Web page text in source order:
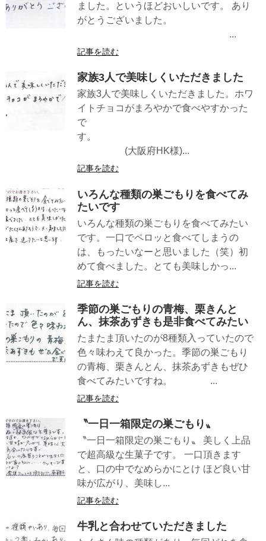
ました。というほどおいしいです。 あり
がとうございました。
...
記事を読む
家族3人で美味しくいただきました
家族3人で美味しくいただきました。ホワ
イトチョコがまろやかで食べやすかった
で
す。
(大阪府HK様)...
記事を読む
いろんな種類の巣ごもりを食べてみ
たいです
いろんな種類の巣ごもりを食べてみたい
です。一口でペロッと食べてしまうの
は、もったいなーと思いました（笑）初
めて食べました。とても美味しかっ...
記事を読む
季節の巣ごもりの青梅、栗きんと
ん、抹茶あずきも是非食べてみたい
たまたま頂いたのが8種類入っていたので
色々味わえて良かった。季節の巣ごもり
の青梅、栗きんとん、抹茶あずきもぜひ
食べてみたいですね。 ...
記事を読む
〝一日一箱限定の巣ごもり〟
〝一日一箱限定の巣ごもり〟 美しく上品
で超高級な生菓子です。 一口頂きます
と、口の中でなめらかにとけ ほど良い甘
味が広がり、美味し...
記事を読む
牛乳と合わせていただきました